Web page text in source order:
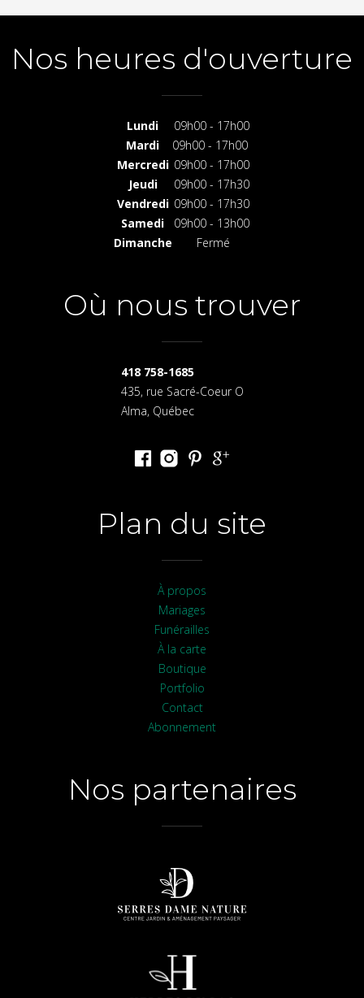
Nos heures d'ouverture
Lundi
09h00 - 17h00
Mardi
09h00 - 17h00
Mercredi 09h00 - 17h00
Jeudi
09h00 - 17h30
Vendredi 09h00 - 17h30
Samedi
09h00 - 13h00
Dimanche
Fermé
Où nous trouver
418 758-1685
435, rue Sacré-Coeur O
Alma, Québec
Plan du site
À propos
Mariages
Funérailles
À la carte
Boutique
Portfolio
Contact
Abonnement
Nos partenaires